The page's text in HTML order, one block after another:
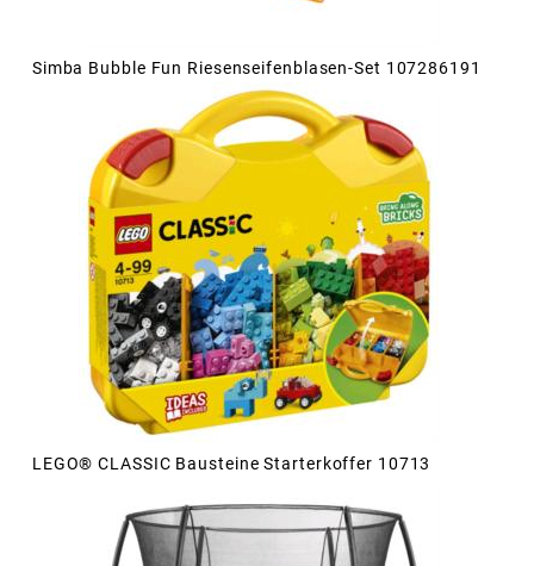
Simba Bubble Fun Riesenseifenblasen-Set 107286191
LEGO® CLASSIC Bausteine Starterkoffer 10713